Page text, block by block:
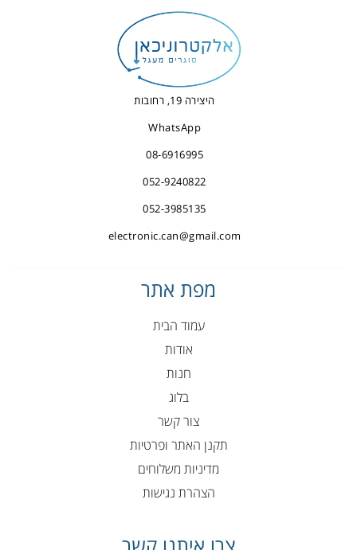
היצירה 19, רחובות
WhatsApp
08-6916995
052-9240822
052-3985135
electronic.can@gmail.com
מפת אתר
עמוד הבית
אודות
חנות
בלוג
צור קשר
תקנן האתר ופרטיות
מדיניות משלוחים
הצהרת נגישות